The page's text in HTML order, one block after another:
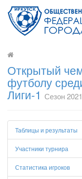
Открытый
футболу
Лиги-1 Сезон 2021
Таблицы и результаты
Участники турнира
Статистика игроков